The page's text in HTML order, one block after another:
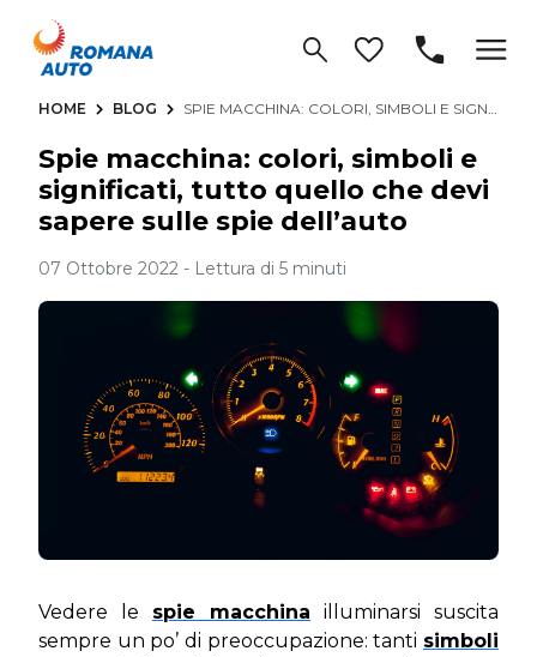
HOME BLOG SPIE MACCHINA: COLORI, SIMBOLI E SIGNIFICATI, TUTTO QUELLO CHE DEVI SAPERE SULLE SPIE DELL’AUTO
Spie macchina: colori, simboli e
significati, tutto quello che devi
sapere sulle spie dell’auto
07 Ottobre 2022 - Lettura di 5 minuti
Vedere le spie macchina illuminarsi suscita
sempre un po’ di preoccupazione: tanti simboli